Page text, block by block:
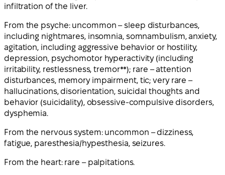
infiltration of the liver.
From the psyche: uncommon – sleep disturbances,
including nightmares, insomnia, somnambulism, anxiety,
agitation, including aggressive behavior or hostility,
depression, psychomotor hyperactivity (including
irritability, restlessness, tremor**); rare – attention
disturbances, memory impairment, tic; very rare –
hallucinations, disorientation, suicidal thoughts and
behavior (suicidality), obsessive-compulsive disorders,
dysphemia.
From the nervous system: uncommon – dizziness,
fatigue, paresthesia/hypesthesia, seizures.
From the heart: rare – palpitations.